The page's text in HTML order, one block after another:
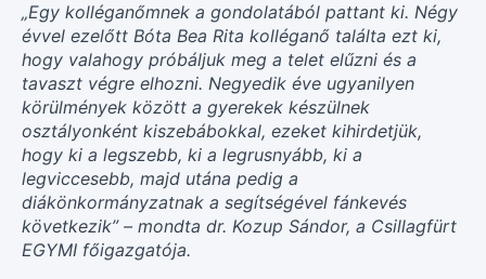
„Egy kolléganőmnek a gondolatából pattant ki. Négy
évvel ezelőtt Bóta Bea Rita kolléganő találta ezt ki,
hogy valahogy próbáljuk meg a telet elűzni és a
tavaszt végre elhozni. Negyedik éve ugyanilyen
körülmények között a gyerekek készülnek
osztályonként kiszebábokkal, ezeket kihirdetjük,
hogy ki a legszebb, ki a legrusnyább, ki a
legviccesebb, majd utána pedig a
diákönkormányzatnak a segítségével fánkevés
következik” – mondta dr. Kozup Sándor, a Csillagfürt
EGYMI főigazgatója.